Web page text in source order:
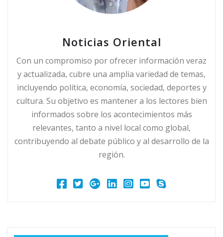
Noticias Oriental
Con un compromiso por ofrecer información veraz
y actualizada, cubre una amplia variedad de temas,
incluyendo política, economía, sociedad, deportes y
cultura. Su objetivo es mantener a los lectores bien
informados sobre los acontecimientos más
relevantes, tanto a nivel local como global,
contribuyendo al debate público y al desarrollo de la
región.